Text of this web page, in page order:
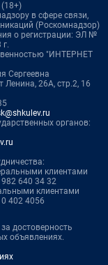
(18+)
в сфере связи,
(Роскомнадзор)
о регистрации: ЭЛ №
"ИНТЕРНЕТ
Сергеевна
Ленина, 26А, стр.2, 16
органов:
клиентами
640 34 32
клиентами
402 4056
достоверность
объявлениях.